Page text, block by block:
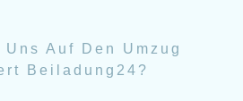
Auf Den Umzug
Beiladung24?